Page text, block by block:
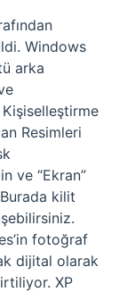
Windows
arka
Resimleri
ve “Ekran”
kilit
fotoğraf
dijital olarak
XP